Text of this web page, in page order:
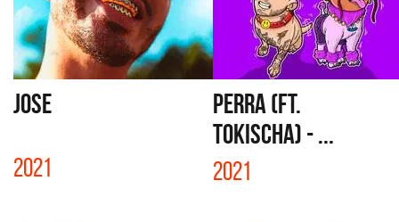
JOSE
2021
PERRA (FT.
TOKISCHA) - ...
2021